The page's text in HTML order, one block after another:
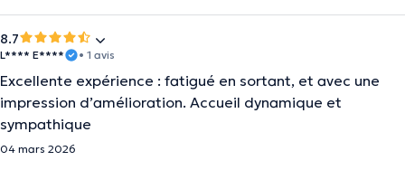
8.7
L**** E**** • 1 avis
Excellente expérience : fatigué en sortant, et avec une
impression d’amélioration. Accueil dynamique et
sympathique
04 mars 2026